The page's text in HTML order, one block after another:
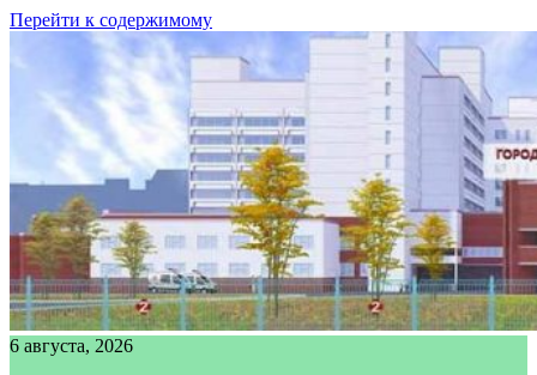
Перейти к содержимому
6 августа, 2026